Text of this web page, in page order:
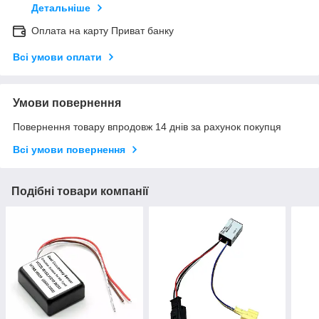
Детальніше
Оплата на карту Приват банку
Всі умови оплати
Умови повернення
Повернення товару впродовж 14 днів за рахунок покупця
Всі умови повернення
Подібні товари компанії